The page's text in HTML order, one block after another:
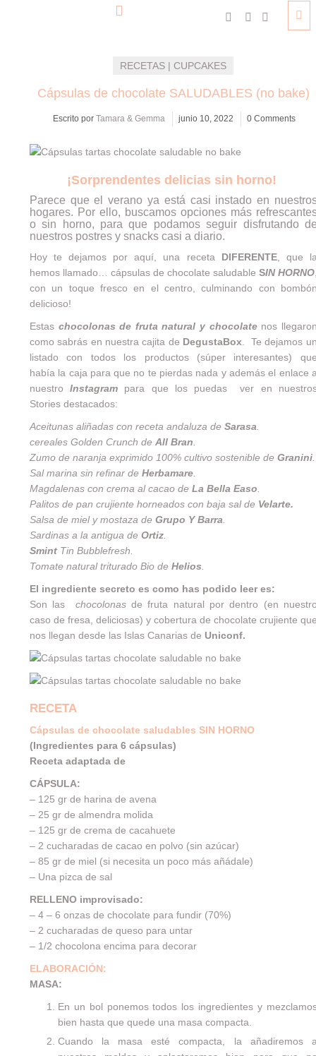
RECETAS | CUPCAKES
Cápsulas de chocolate SALUDABLES (no bake)
Escrito por Tamara & Gemma junio 10, 2022 0 Comments
¡Sorprendentes delicias sin horno!
Parece que el verano ya está casi instado en
hogares. Por ello, buscamos opciones más
o sin horno, para que podamos seguir disfrutando
nuestros postres y snacks casi a diario.
Hoy te dejamos por aquí, una receta DIFERENTE, que
hemos llamado… cápsulas de chocolate saludable SIN HORNO
con un toque fresco en el centro, culminando con
delicioso!
Estas chocolonas de fruta natural y chocolatenos
como sabrás en nuestra cajita de DegustaBox . Te dejamos
listado con todos los productos (súper interesantes)
había la caja para que no te pierdas nada y además el enlace
nuestroInstagram para que los puedas ver en
Stories destacados:
Aceitunas aliñadas con receta andaluza de Sarasa
cereales Golden Crunch de All Bran
Zumo de naranja exprimido 100% cultivo sostenible de Granini.
Sal marina sin refinar de Herbamare.
Magdalenas con crema al cacao de La Bella Easo
Palitos de pan crujiente horneados con baja sal de Velarte.
Salsa de miel y mostaza de Grupo Y Barra
Sardinas a la antigua de Ortiz.
SmintTin Bubblefresh.
Tomate natural triturado Bio de Helios
El ingrediente secreto es como has podido leer es:
Son las chocolonasde fruta natural por dentro (en
caso de fresa, deliciosas) y cobertura de chocolate crujiente
nos llegan desde las Islas Canarias de Uniconf.
RECETA
Cápsulas de chocolate saludables SIN HORNO
(Ingredientes para 6 cápsulas)
Receta adaptada de
CÁPSULA:
– 125 gr de harina de avena
– 25 gr de almendra molida
– 125 gr de crema de cacahuete
– 2 cucharadas de cacao en polvo (sin azúcar)
– 85 gr de miel (si necesita un poco más añádale)
– Una pizca de sal
RELLENO improvisado:
– 4 – 6 onzas de chocolate para fundir (70%)
– 2 cucharadas de queso para untar
– 1/2 chocolona encima para decorar
ELABORACIÓN:
MASA:
En un bol ponemos todos los ingredientes y
bien hasta que quede una masa compacta.
Cuando la masa esté compacta, la añadiremos